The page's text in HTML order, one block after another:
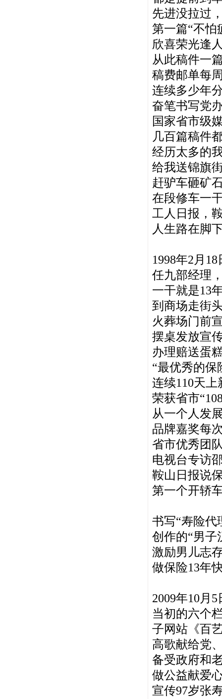
先进没拉过
第一篇“不怕
欣喜荣光逢
从此稿件一
稿费邮单每
连续多少年
奋笔书写党
国家省市级
几百篇稿件
经历太多的
给我送锦旗
赶驴车砸矿
在段修车一
工人日报，
人生路在脚
1998年2月
任九部经理
一干就是13
到商场走街
火葬场门前
摆桌发放宣
办理赔送蛋
“最优秀的保
连续110天
荣获省市
从一个人发
品牌嘉奖每
省市优秀团
电视台专访
鞍山日报说
第一个开轿
书写“寿险代
创作的“男子
激励男儿志
做保险13年
2009年10月
当初的六个
子网站《百
高歌献给党
备受政府和
做公益献爱
宣传97岁张